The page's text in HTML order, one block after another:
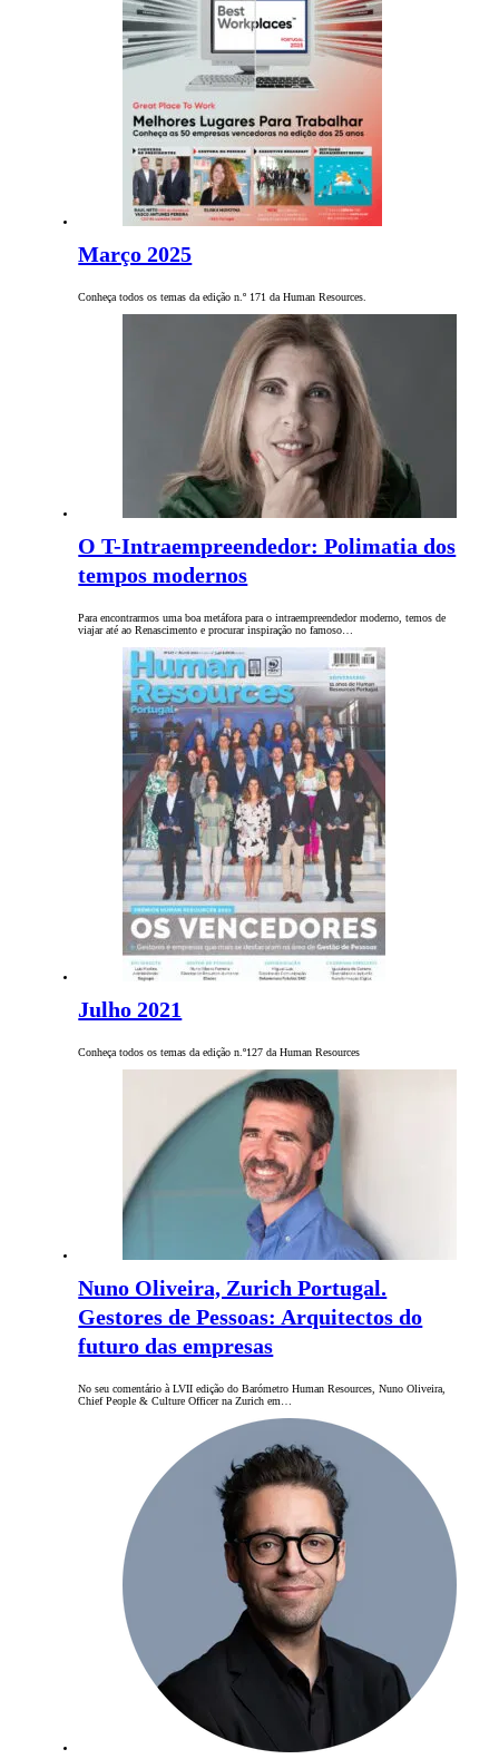
Março 2025
Conheça todos os temas da edição n.º 171 da Human Resources.
O T-Intraempreendedor: Polimatia dos
tempos modernos
Para encontrarmos uma boa metáfora para o intraempreendedor moderno, temos de
viajar até ao Renascimento e procurar inspiração no famoso…
Julho 2021
Conheça todos os temas da edição n.º127 da Human Resources
Nuno Oliveira, Zurich Portugal.
Gestores de Pessoas: Arquitectos do
futuro das empresas
No seu comentário à LVII edição do Barómetro Human Resources, Nuno Oliveira,
Chief People & Culture Officer na Zurich em…